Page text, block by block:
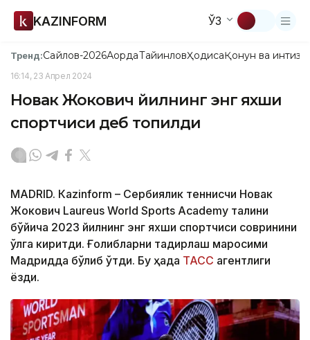
KAZINFORM ЎЗ
Тренд:Сайлов-2026АқордаТайинловҲодисаҚонун ва
16:14, 23 Апрел 2024
Новак Жокович йилнинг энг яхши
спортчиси деб топилди
МАDRID. Кazinform – Сербиялик теннисчи Новак
Жокович Laureus World Sports Academy талқини
бўйича 2023 йилнинг энг яхши спортчиси совринини
қўлга киритди. Ғолибларни тақдирлаш маросими
Мадридда бўлиб ўтди. Бу ҳақда ТАСС агентлиги
ёзди.